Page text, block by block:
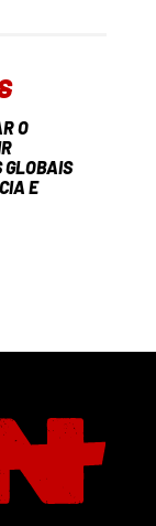
O
GLOBAIS
E